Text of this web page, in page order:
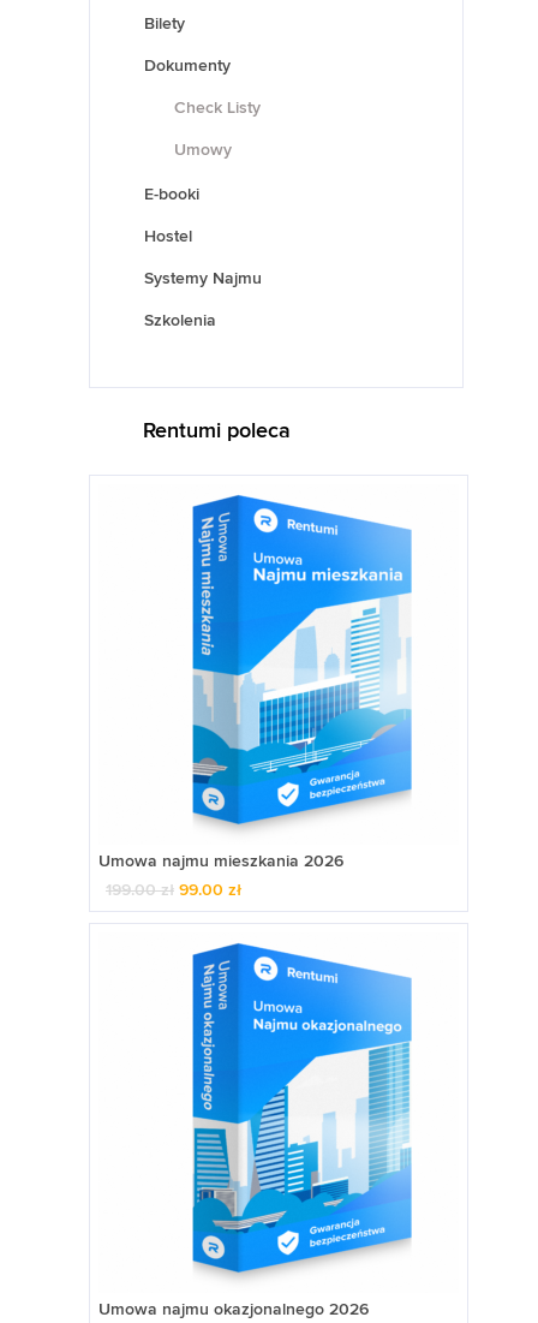
Bilety
Dokumenty
Check Listy
Umowy
E-booki
Hostel
Systemy Najmu
Szkolenia
Rentumi poleca
Umowa najmu mieszkania 2026
199.00zł
cena
199.00 zł.
99.00 zł
cena
Umowa najmu okazjonalnego 2026